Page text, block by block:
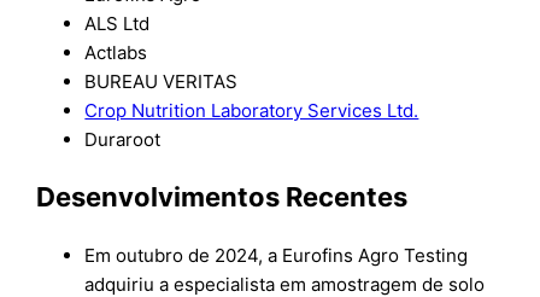
ALS Ltd
Actlabs
BUREAU VERITAS
Crop Nutrition Laboratory Services Ltd.
Duraroot
Desenvolvimentos Recentes
Em outubro de 2024, a Eurofins Agro Testing
adquiriu a especialista em amostragem de solo